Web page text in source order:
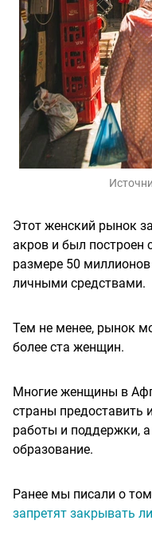
Этот женский рынок
акров и был построен
размере 50
личными средствами.
Тем не менее, рынок
более ста женщин.
Многие женщины в
страны предоставить
работы и поддержки,
образование.
Ранее мы писали о
запретят закрывать